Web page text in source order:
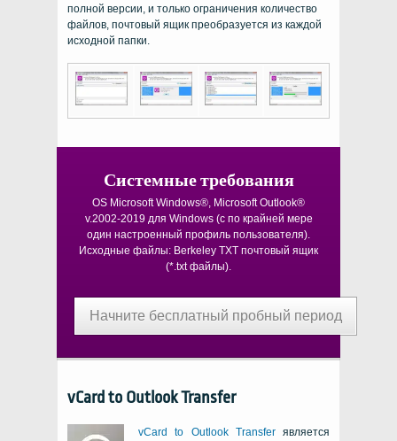
полной версии, и только ограничения количество
файлов, почтовый ящик преобразуется из каждой
исходной папки.
Системные требования
OS Microsoft Windows®, Microsoft Outlook®
v.2002-2019для Windows(с по крайней мере
один настроенный профиль пользователя).
Исходные файлы: Berkeley TXT почтовый ящик
(*.txtфайлы).
Начните бесплатный пробный период
vCard to Outlook Transfer
vCard to Outlook Transferявляется